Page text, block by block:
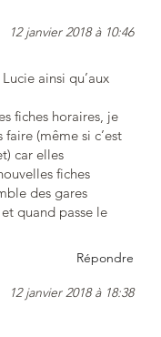
12 janvier 2018 à 10:46
ainsi qu’aux
fiches horaires, je
(même si c’est
car elles
fiches
des gares
quand passe le
Répondre
12 janvier 2018 à 18:38